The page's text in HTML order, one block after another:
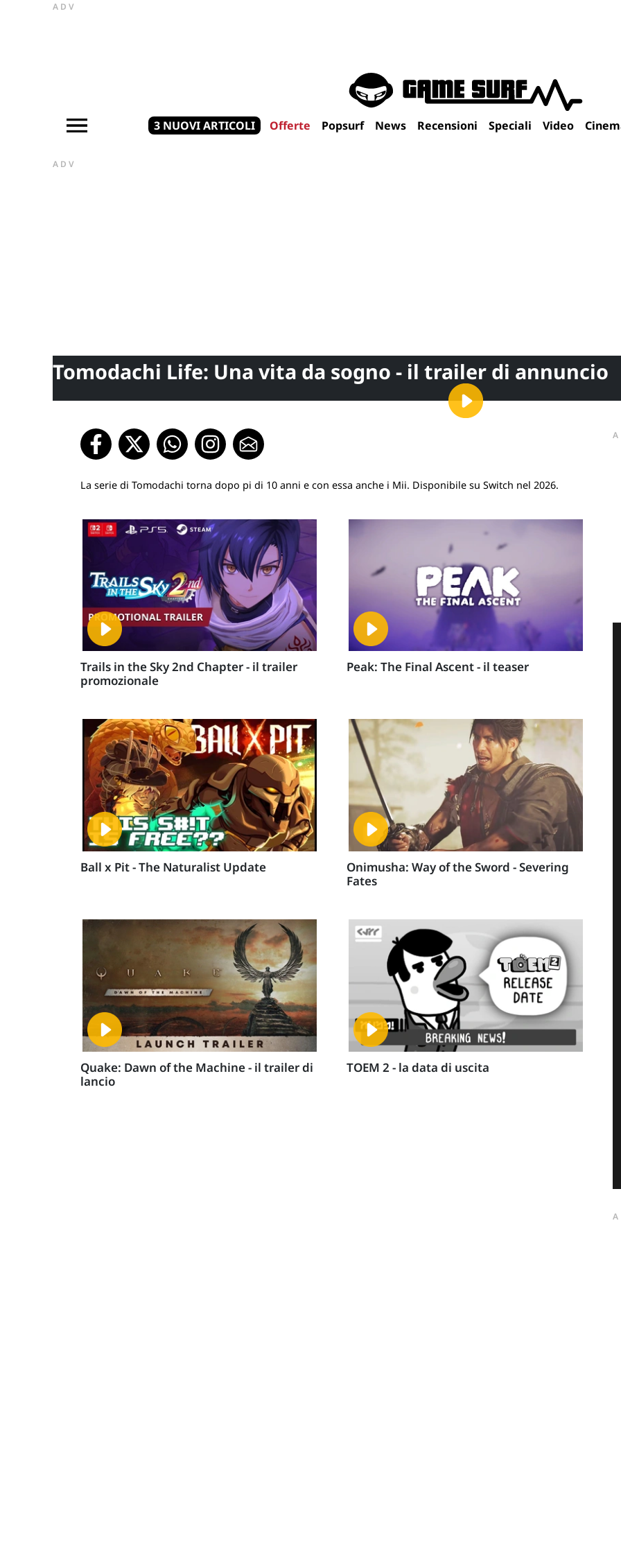
ADV
3 NUOVI ARTICOLI Offerte Popsurf News Recensioni Speciali Video
ADV
Tomodachi Life: Una vita da sogno - il trailer di annuncio
La serie di Tomodachi torna dopo pi di 10 anni e con essa anche i Mii. Disponibile su Switch nel 2026.
Trails in the Sky 2nd Chapter - il trailer
promozionale
Peak: The Final Ascent - il teaser
Ball x Pit - The Naturalist Update
Onimusha: Way of the Sword - Severing
Fates
Quake: Dawn of the Machine - il trailer di
lancio
TOEM 2 - la data di uscita